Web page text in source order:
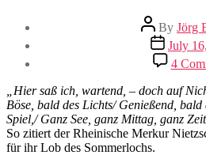
Post
author
By Jörg
Post
date
July
4
„Hier saß ich, wartend, – doch auf
Böse, bald des Lichts/ Genießend, bald
Spiel,/ Ganz See, ganz Mittag, ganz
So zitiert der Rheinische Merkur
für ihr Lob des Sommerlochs.